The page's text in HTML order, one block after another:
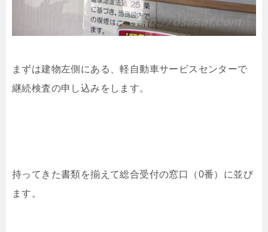
まずは建物左側にある、軽自動車サービスセンターで
継続検査の申し込みをします。
持ってきた書類を揃えて総合受付の窓口（0番）に並び
ます。